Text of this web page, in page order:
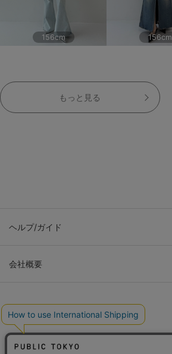
156cm 156cm
もっと見る
ヘルプ/ガイド
会社概要